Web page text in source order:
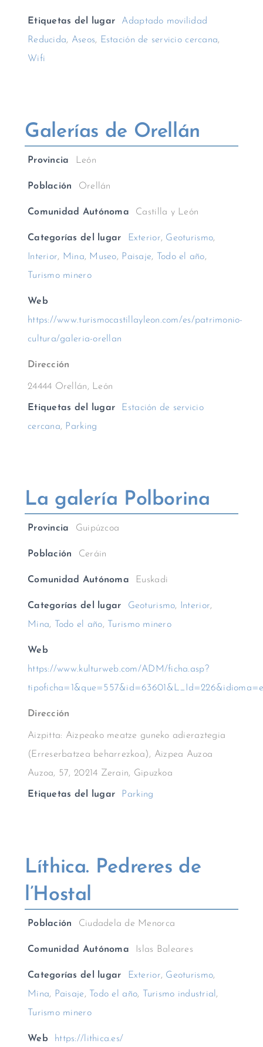
Etiquetas del lugar
Adaptado movilidad
Reducida, Aseos, Estación de servicio cercana,
Wifi
Galerías de Orellán
Provincia León
Población Orellán
Comunidad Autónoma Castilla y León
Categorías del lugar Exterior, Geoturismo,
Interior, Mina, Museo, Paisaje, Todo el año,
Turismo minero
Web
https://www.turismocastillayleon.com/es/patrimonio-
cultura/galeria-orellan
Dirección
24444 Orellán, León
Etiquetas del lugar
Estación de servicio
cercana, Parking
La galería Polborina
Provincia Guipúzcoa
Población Ceráin
Comunidad Autónoma Euskadi
Categorías del lugar Geoturismo, Interior,
Mina, Todo el año, Turismo minero
Web
https://www.kulturweb.com/ADM/ficha.asp?
Dirección
Aizpitta: Aizpeako meatze guneko adieraztegia
(Erreserbatzea beharrezkoa), Aizpea Auzoa
Auzoa, 57, 20214 Zerain, Gipuzkoa
Etiquetas del lugar Parking
Líthica. Pedreres de
l’Hostal
Población Ciudadela de Menorca
Comunidad Autónoma Islas Baleares
Categorías del lugar Exterior, Geoturismo,
Mina, Paisaje, Todo el año, Turismo industrial ,
Turismo minero
Web https://lithica.es/